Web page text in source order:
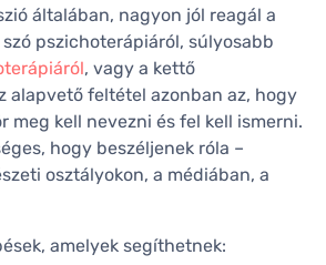
általában, nagyon jól reagál a
pszichoterápiáról, súlyosabb
, vagy a kettő
alapvető feltétel azonban az, hogy
meg kell nevezni és fel kell ismerni.
hogy beszéljenek róla –
osztályokon, a médiában, a
amelyek segíthetnek: